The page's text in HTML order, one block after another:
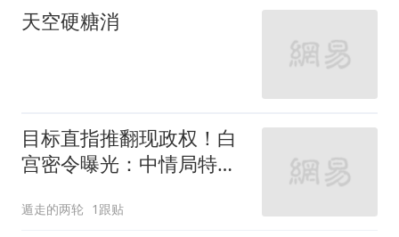
天空硬糖消
目标直指推翻现政权！白
宫密令曝光：中情局特工
遁走的两轮 1跟贴